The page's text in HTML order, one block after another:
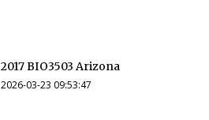
2017 BIO3503 Arizona
2026-03-23 09:53:47